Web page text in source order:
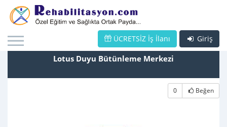
Giriş
ÜCRETSİZ İş İlanı
Lotus Duyu Bütünleme Merkezi
0 Beğen